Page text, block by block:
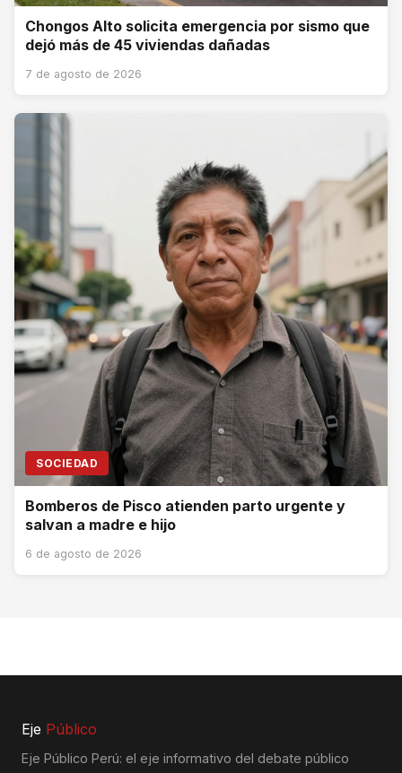
Chongos Alto solicita emergencia por sismo que
dejó más de 45 viviendas dañadas
7 de agosto de 2026
SOCIEDAD
Bomberos de Pisco atienden parto urgente y
salvan a madre e hijo
6 de agosto de 2026
Eje Público
Eje Público Perú: el eje informativo del debate público